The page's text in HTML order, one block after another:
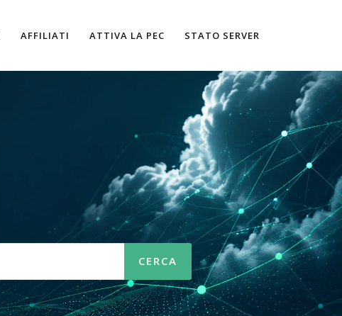
AFFILIATI ATTIVA LA PEC STATO SERVER